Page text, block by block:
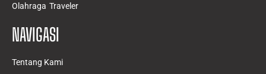
Olahraga Traveler
NAVIGASI
Tentang Kami